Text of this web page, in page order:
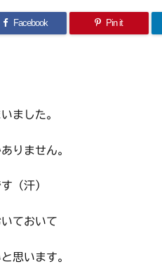
Facebook Pin it
ました。
りません。
（汗）
ておいて
思います。